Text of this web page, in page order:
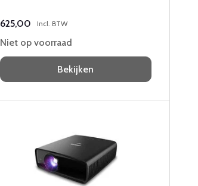
625,00 Incl. BTW
Niet op voorraad
Bekijken